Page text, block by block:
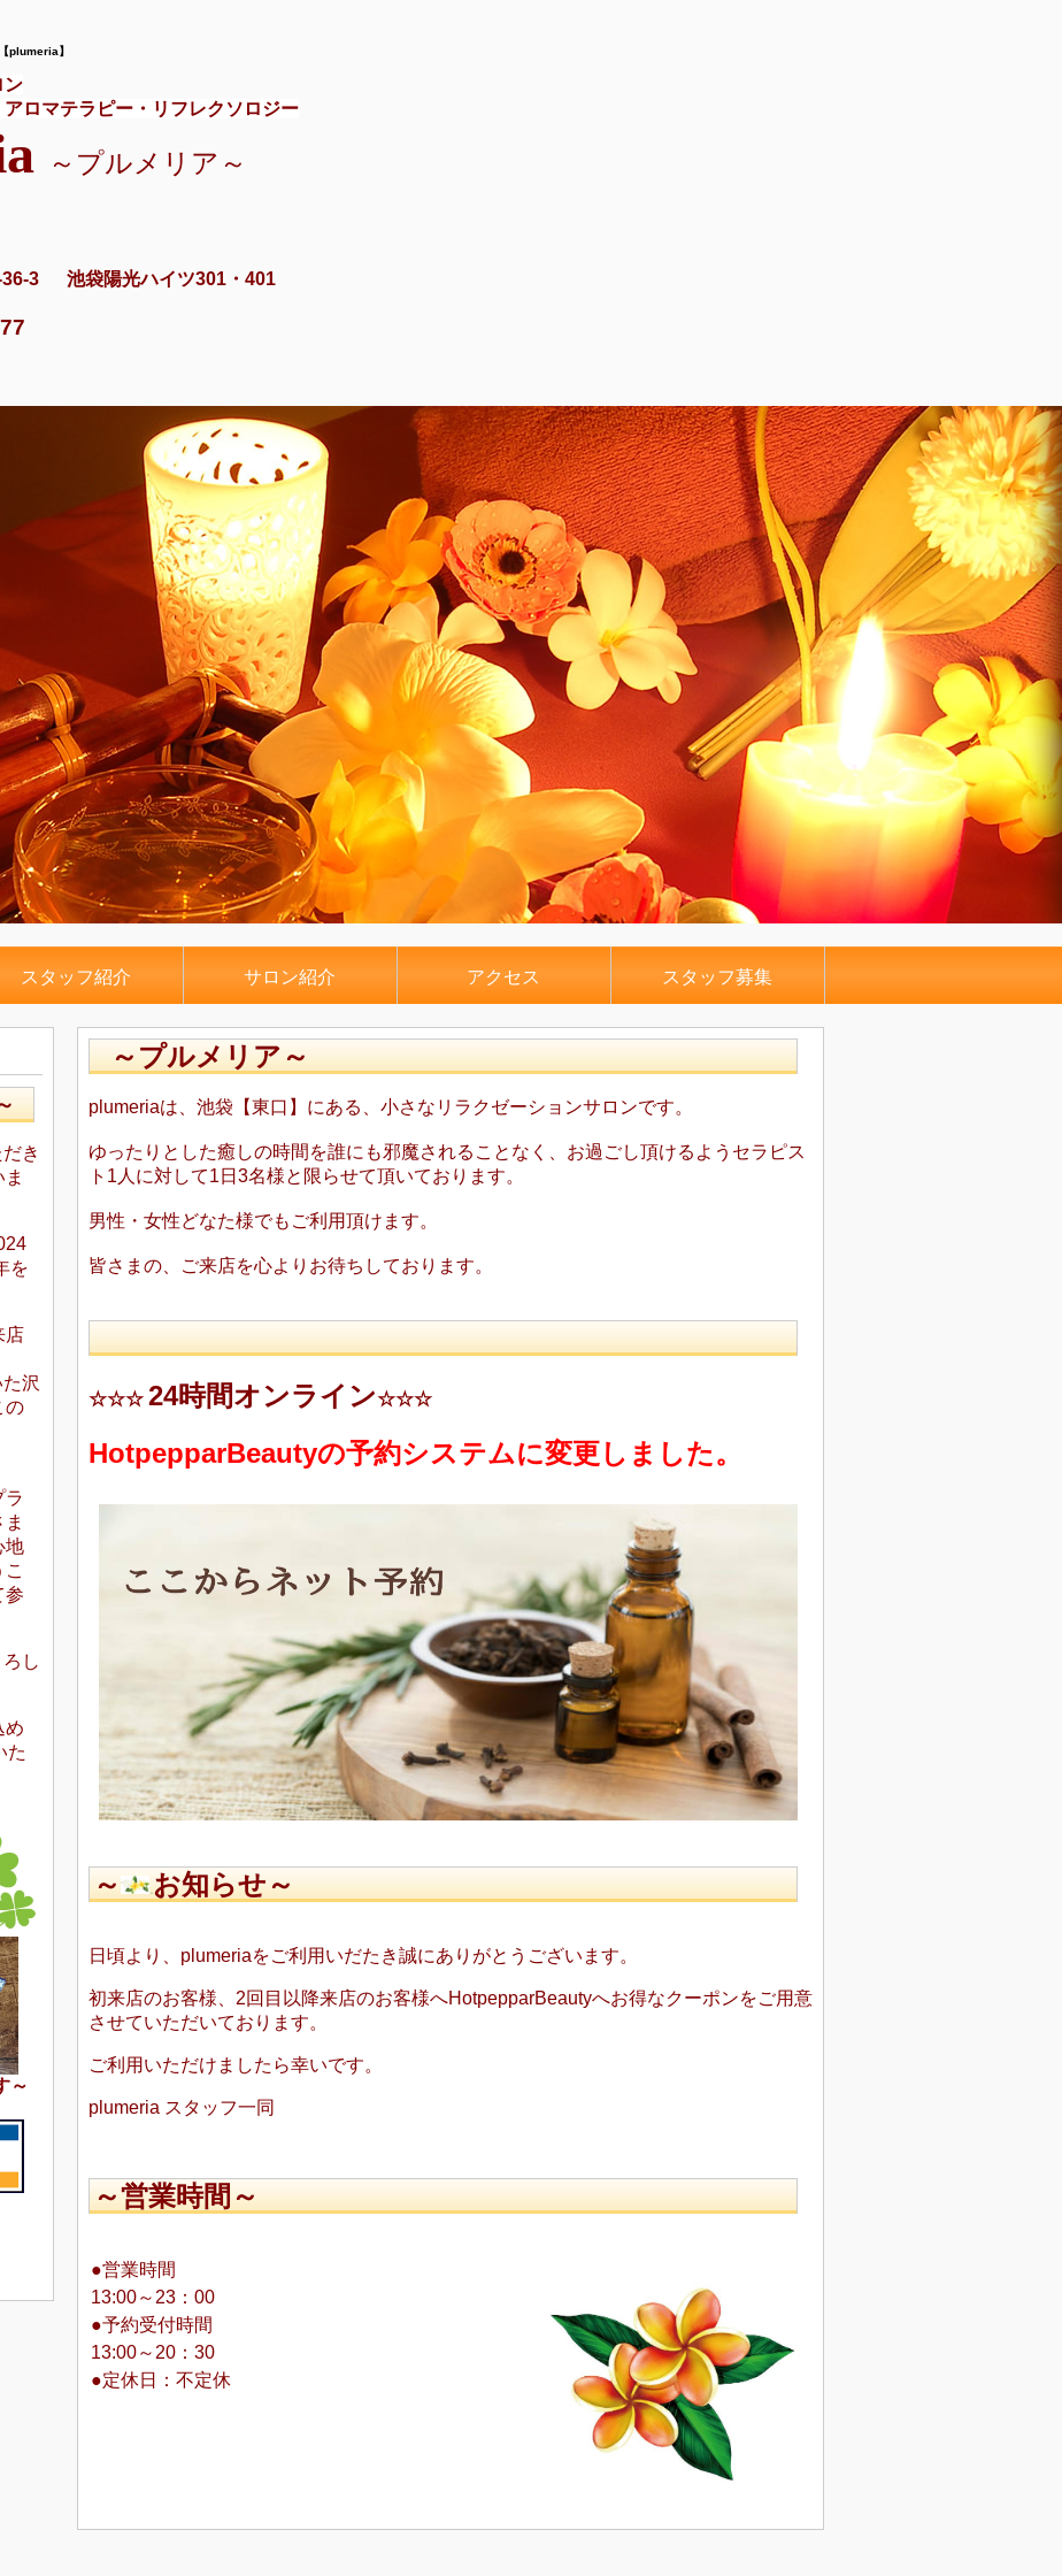
plumeria】
ン
ロマテラピー・リフレクソロジー
～プルメリア～
36-3 池袋陽光ハイツ301・401
スタッフ紹介 サロン紹介 アクセス スタッフ募集
～プルメリア～
plumeriaは、池袋【東口】にある、小さなリラクゼーションサロ ンです。
ゆったりとした癒しの時間を誰にも邪魔されることなく
、お過ごし頂けるようセラピス
ト1人に対して1日3名様と限らせて頂いております。
男性・女性どなた様でもご利用頂けます。
皆さまの、ご来店を心よりお待ちしております。
☆☆☆ 24時間オンライン☆☆☆
HotpepparBeautyの予約システムに変更しました。
～ お知らせ～
日頃より、plumeriaをご利用いだたき誠にありがとうございます。
初来店のお客様、2回目以降来店のお客様へHotpepparBeautyへお得なクーポンをご用意
させていただいております。
ご利用いただけましたら幸いです。
plumeria スタッフ一同
～営業時間～
●営業時間
13:00～23：00
●予約受付時間
13:00～20：30
●定休日：不定休
き
を
店
沢
の
ラ
地
参
し
め
た
～